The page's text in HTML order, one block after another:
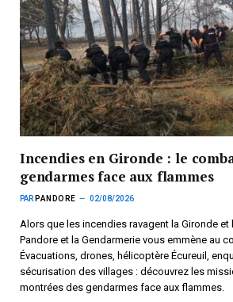
Incendies en Gironde : le
gendarmes face aux flammes
PAR PANDORE 02/08/2026
Alors que les incendies ravagent la Gironde et
Pandore et la Gendarmerie vous emmène au
Évacuations, drones, hélicoptère Écureuil,
sécurisation des villages : découvrez les
montrées des gendarmes face aux flammes.